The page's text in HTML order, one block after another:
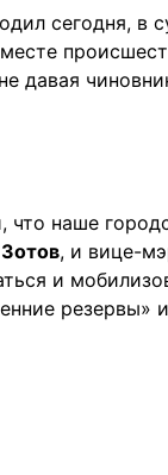
сегодня,
давая
наше
, и вице-
и